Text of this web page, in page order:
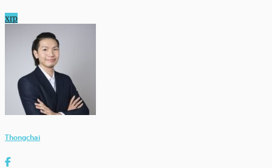
xrp
Thongchai